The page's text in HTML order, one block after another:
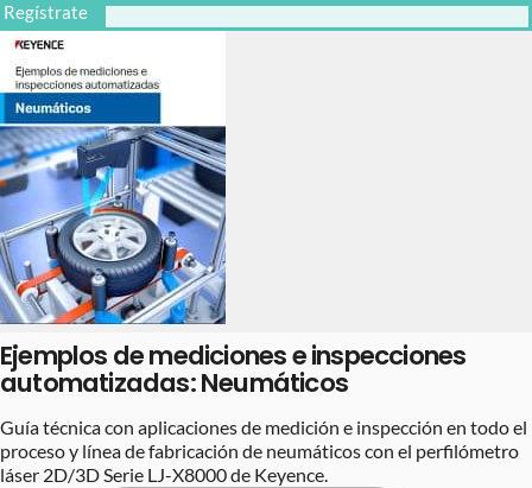
Regístrate
Ejemplos de mediciones e inspecciones
automatizadas: Neumáticos
Guía técnica con aplicaciones de medición e inspección en todo el
proceso y línea de fabricación de neumáticos con el perfilómetro
láser 2D/3D Serie LJ-X8000 de Keyence.